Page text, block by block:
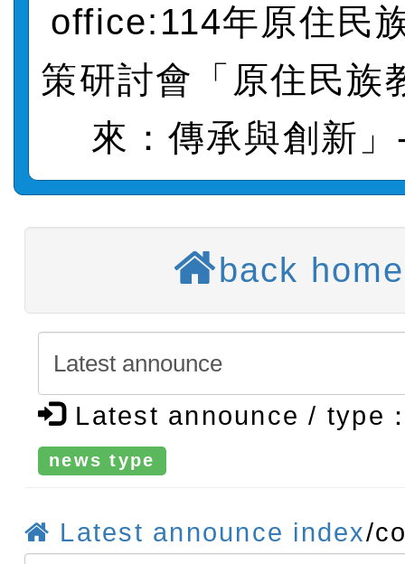
藝文競賽』實施計畫
【甄選結果(第11招)】公
度第1學期第7次代理教師
招)
【甄選結果(第3招)】公告
度第1學期第9次代理教師
【甄選結果(第4招)】公告
度第1學期第9次代理教師
招)
【甄選結果(第12招)】公
度第1學期第7次代理教師
轉知：桃園市115學年度
師生本土語及新住民語歌
轉知：「桃園市115學年
實施要點」
轉知：「115年金融知識
法」
轉知臺中市政府政風處製
牽手，綠能透明齊步走」
轉知：「115學年度全國
賽實施要點」及修正內容
轉知：桃園市115年度『
藝文競賽』實施計畫
【甄選結果(第11招)】公
office:114年原住民
策研討會「原住民族
來：傳承與創新
back home
Latest announce / type
news type
Latest announce index/